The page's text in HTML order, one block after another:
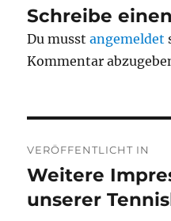
Schreibe
Du musstangemeldet
Kommentar
VERÖFFENTLICHT IN
Weitere
unserer